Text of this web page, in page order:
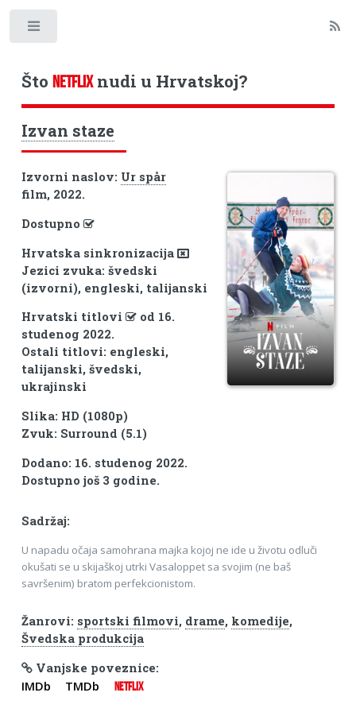
Što NETFLIXnudi u Hrvatskoj?
Izvan staze
Izvorni naslov: Ur spår
film, 2022.
Dostupno
Hrvatska sinkronizacija
Jezici zvuka: švedski
(izvorni), engleski, talijanski
Hrvatski titlovi
od 16.
studenog 2022.
Ostali titlovi: engleski,
talijanski, švedski,
ukrajinski
Slika: HD (1080p)
Zvuk: Surround (5.1)
Dodano: 16. studenog 2022.
Dostupno još 3 godine.
Sadržaj:
U napadu očaja samohrana majka kojoj ne ide u životu odluči
okušati se u skijaškoj utrki Vasaloppet sa svojim (ne baš
savršenim) bratom perfekcionistom.
Žanrovi: sportski filmovi, drame, komedije,
Švedska produkcija
Vanjske poveznice:
IMDb TMDb NETFLIX